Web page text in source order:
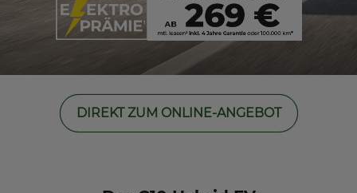
DIREKT ZUM ONLINE-ANGEBOT